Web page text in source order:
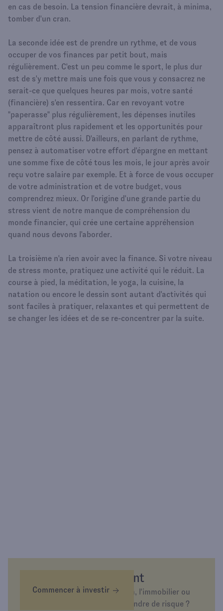
en cas de besoin. La tension financière devrait, à minima,
tomber d'un cran.
La seconde idée est de prendre un rythme, et de vous
occuper de vos finances par petit bout, mais
régulièrement. C'est un peu comme le sport, le plus dur
est de s'y mettre mais une fois que vous y consacrez ne
serait-ce que quelques heures par mois, votre santé
(financière) s'en ressentira. Car en revoyant votre
"paperasse" plus régulièrement, les dépenses inutiles
apparaîtront plus rapidement et les opportunités pour
mettre de côté aussi. D'ailleurs, en parlant de rythme,
pensez à automatiser votre effort d'épargne en mettant
une somme fixe de côté tous les mois, le jour après avoir
reçu votre salaire par exemple. Et à force de vous occuper
de votre administration et de votre budget, vous
comprendrez mieux. Or l'origine d'une grande partie du
stress vient de notre manque de compréhension du
monde financier, qui crée une certaine appréhension
quand nous devons l'aborder.
La troisième n'a rien avoir avec la finance. Si votre niveau
de stress monte, pratiquez une activité qui le réduit. La
course à pied, la méditation, le yoga, la cuisine, la
natation ou encore le dessin sont autant d'activités qui
sont faciles à pratiquer, relaxantes et qui permettent de
se changer les idées et de se re-concentrer par la suite.
Épargnez différemment
Envie d’investir dans l’or, la tech, l'immobilier ou
simplement d’épargner sans prendre de risque ?
Commencer à investir